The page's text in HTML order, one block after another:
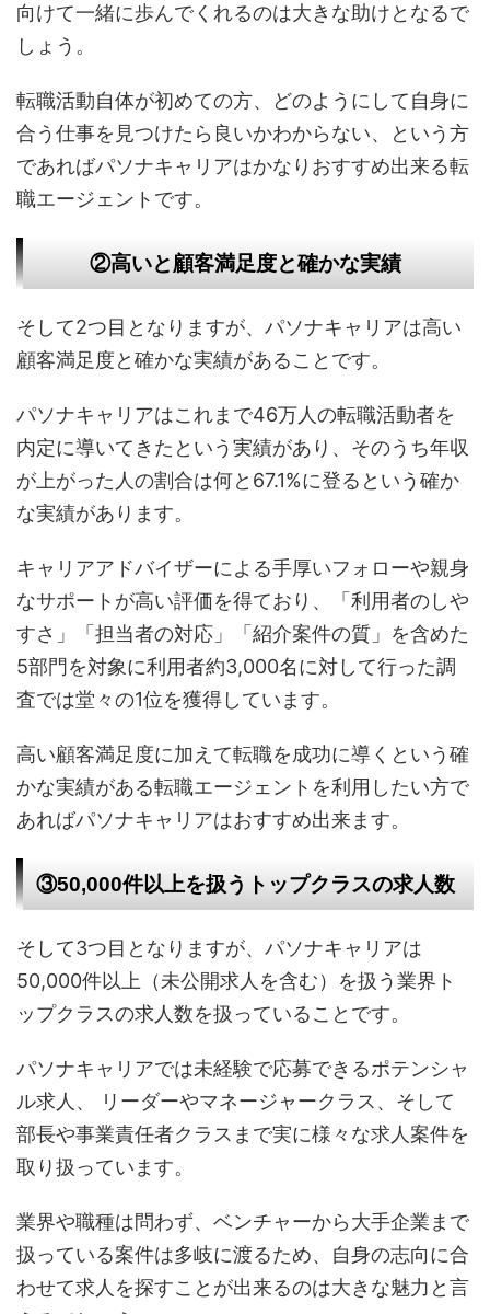
向けて一緒に歩んでくれるのは大きな助けとなるで
しょう。
転職活動自体が初めての方、どのようにして自身に
合う仕事を見つけたら良いかわからない、という方
であればパソナキャリアはかなりおすすめ出来る転
職エージェントです。
②高いと顧客満足度と確かな実績
そして2つ目となりますが、パソナキャリアは高い
顧客満足度と確かな実績があることです。
パソナキャリアはこれまで46万人の転職活動者を
内定に導いてきたという実績があり、そのうち年収
が上がった人の割合は何と67.1%に登るという確か
な実績があります。
キャリアアドバイザーによる手厚いフォローや親身
なサポートが高い評価を得ており、「利用者のしや
すさ」「担当者の対応」「紹介案件の質」を含めた
5部門を対象に利用者約3,000名に対して行った調
査では堂々の1位を獲得しています。
高い顧客満足度に加えて転職を成功に導くという確
かな実績がある転職エージェントを利用したい方で
あればパソナキャリアはおすすめ出来ます。
③50,000件以上を扱うトップクラスの求人数
そして3つ目となりますが、パソナキャリアは
50,000件以上（未公開求人を含む）を扱う業界ト
ップクラスの求人数を扱っていることです。
パソナキャリアでは未経験で応募できるポテンシャ
ル求人、 リーダーやマネージャークラス、そして
部長や事業責任者クラスまで実に様々な求人案件を
取り扱っています。
業界や職種は問わず、ベンチャーから大手企業まで
扱っている案件は多岐に渡るため、自身の志向に合
わせて求人を探すことが出来るのは大きな魅力と言